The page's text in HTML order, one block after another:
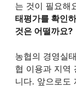
는 것이 필요해
태평가를 확인
것은 어떨까요?
농협의 경영실
협 이용과 지역
니다. 앞으로도